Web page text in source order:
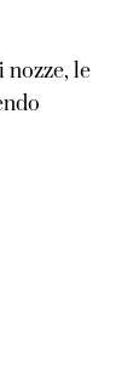
nozze, le